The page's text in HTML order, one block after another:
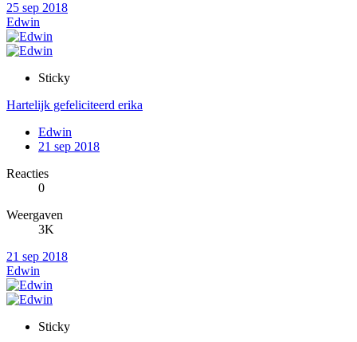
25 sep 2018
Edwin
Sticky
Hartelijk gefeliciteerd erika
Edwin
21 sep 2018
Reacties
0
Weergaven
3K
21 sep 2018
Edwin
Sticky